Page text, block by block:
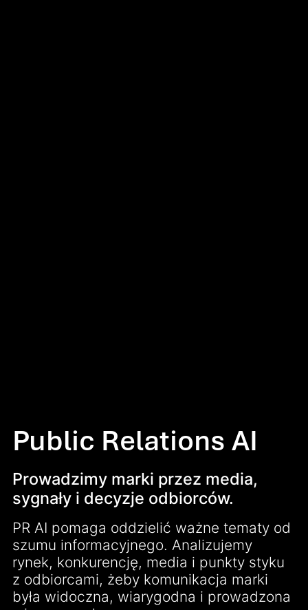
Public Relations AI
Prowadzimy marki przez media,
sygnały i decyzje odbiorców.
PR AI pomaga oddzielić ważne tematy od
szumu informacyjnego. Analizujemy
rynek, konkurencję, media i punkty styku
z odbiorcami, żeby komunikacja marki
była widoczna, wiarygodna i prowadzona